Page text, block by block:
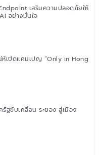
เสริมความปลอดภัยให้
อย่างมั่นใจ
ห์เปิดแคมเปญ “Only in Hong
ฐขับเคลื่อน ระยอง สู่เมือง